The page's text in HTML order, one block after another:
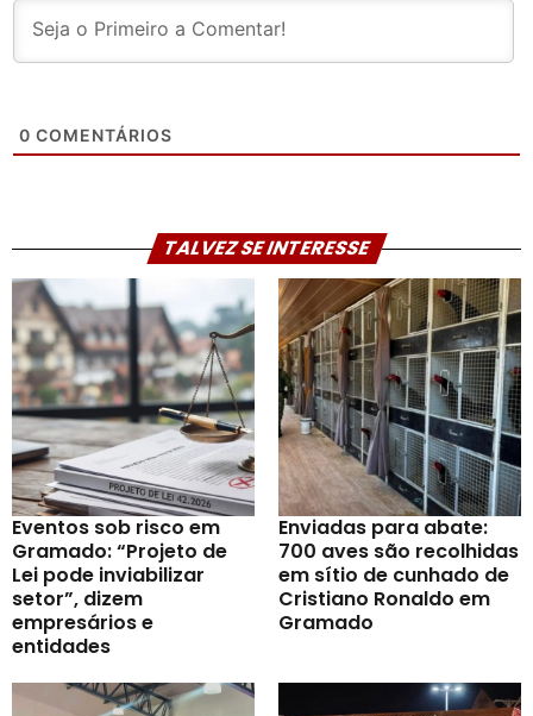
0 COMENTÁRIOS
TALVEZ SE INTERESSE
Eventos sob risco em
Gramado: “Projeto de
Lei pode inviabilizar
setor”, dizem
empresários e
entidades
Enviadas para abate:
700 aves são recolhidas
em sítio de cunhado de
Cristiano Ronaldo em
Gramado